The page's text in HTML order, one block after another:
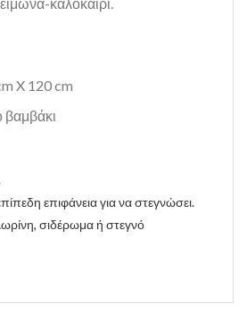
X 120 cm
βαμβάκι
επιφάνεια για να στεγνώσει.
σιδέρωμα ή στεγνό